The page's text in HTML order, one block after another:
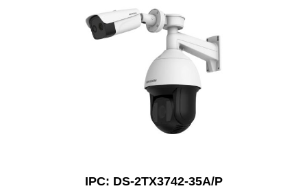
IPC: DS-2TX3742-35A/P